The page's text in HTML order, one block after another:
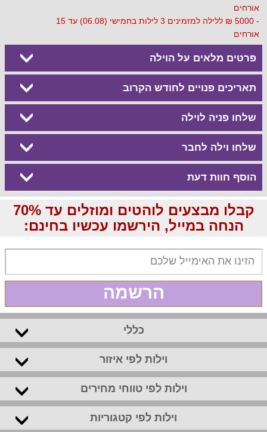
אורחים
- 5000 ₪ ללילה למזמינים 3 לילות בחמישי (06.08) עד 15
אורחים
פרטים מלאים על הוילה
תאריכים פנויים לחודש הקרוב
שלחו פניה לוילה
שלחו וילה לחבר
הוסף חוות דעת
קבלו מבצעים לוהטים ומוזלים עד 70%
הנחה במייל, הירשמו עכשיו בחינם:
הרשמה
כללי
וילות לפי איזור
וילות לפי טווחי מחירים
וילות לפי קטגוריות